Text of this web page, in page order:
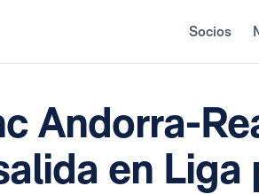
Socios
Andorra-
en Liga